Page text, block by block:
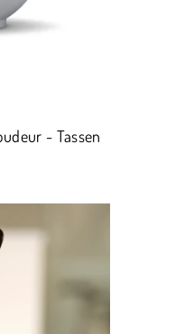
- Tassen